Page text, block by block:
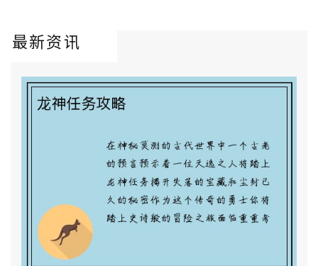
最新资讯